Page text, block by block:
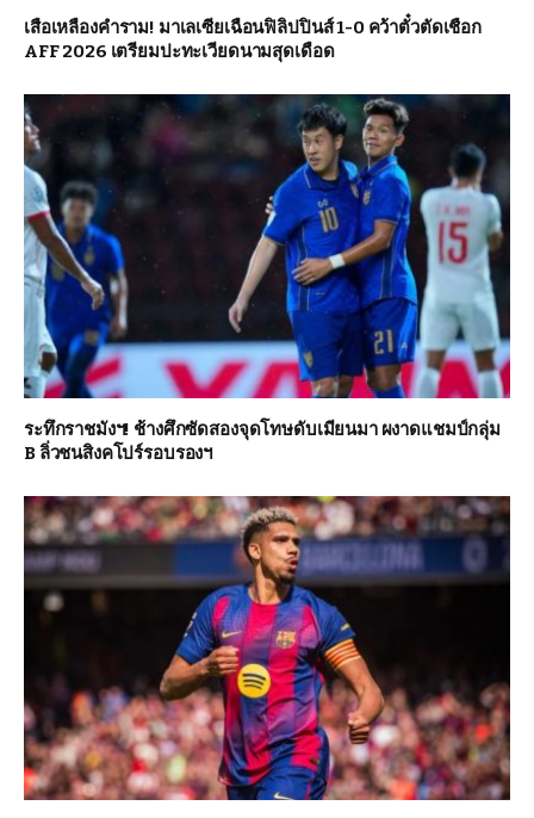
เสือเหลืองคำราม! มาเลเซียเฉือนฟิลิปปินส์ 1-0 คว้าตั๋วตัดเชือก
AFF 2026 เตรียมปะทะเวียดนามสุดเดือด
ระทึกราชมังฯ! ช้างศึกซัดสองจุดโทษดับเมียนมา ผงาดแชมป์กลุ่ม
B ลิ่วชนสิงคโปร์รอบรองฯ